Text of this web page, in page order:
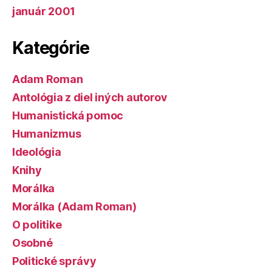
január 2001
Kategórie
Adam Roman
Antológia z diel iných autorov
Humanistická pomoc
Humanizmus
Ideológia
Knihy
Morálka
Morálka (Adam Roman)
O politike
Osobné
Politické správy